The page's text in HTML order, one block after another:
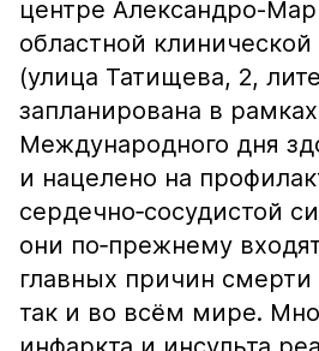
центре Александро-
областной
(улица Татищева, 2,
запланирована в рамках
Международного дня
и нацелено на
сердечно‑сосудистой
они по‑прежнему
главных причин смерти
так и во всём мире.